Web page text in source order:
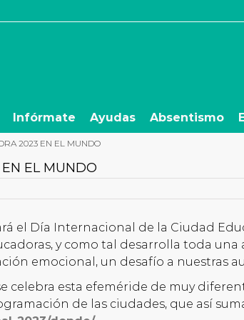
Infórmate Ayudas Absentismo
2023 EN EL MUNDO
EL MUNDO
el Día Internacional de la Ciudad
y como tal desarrolla toda
emocional, un desafío a nuestras
celebra esta efeméride de muy
de las ciudades, que así